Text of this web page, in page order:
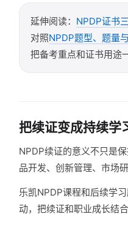
延伸阅读： NPDP证书
对照NPDP题型、题量
把备考重点和证书用途
把续证变成持续学
NPDP续证的意义不只是
品开发、创新管理、市场
乐凯NPDP课程和后续学
动，把续证和职业成长结